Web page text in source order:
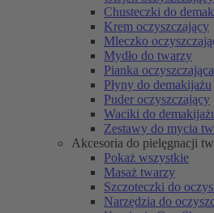
Chusteczki do
Krem oczyszczający
Mleczko
Mydło do twarzy
Pianka oczyszczająca
Płyny do demakijażu
Puder oczyszczający
Waciki do
Zestawy do mycia
Akcesoria do pielęgnacji
Pokaż wszystkie
Masaż twarzy
Szczoteczki do
Narzędzia do